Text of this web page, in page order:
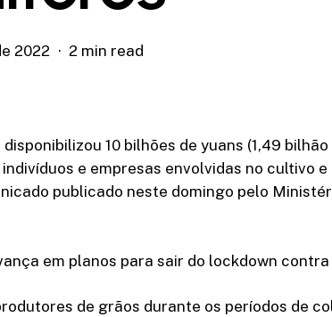
2022 2 min read
10 bilhões de yuans (1,49
indivíduos e empresas envolvidas no cultivo
publicado neste domingo pelo
em planos para sair do lockdown contra
de grãos durante os períodos de